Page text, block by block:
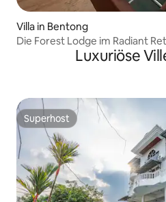
Villa in Bentong
Die Forest Lodge im Radiant
Luxuriöse
Superhost
Superhost